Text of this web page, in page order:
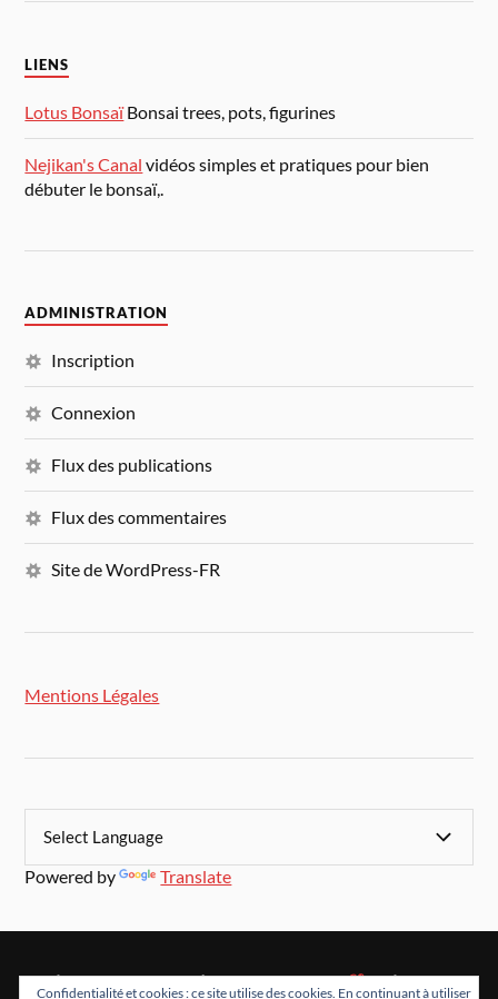
LIENS
Lotus BonsaïBonsai trees, pots, figurines
Nejikan's Canal vidéos simples et pratiques pour bien
débuter le bonsaï,.
ADMINISTRATION
Inscription
Connexion
Flux des publications
Flux des commentaires
Site de WordPress-FR
Mentions Légales
Powered by Translate
FIÈREMENT PROPULSÉ PARWORDPRESS & THÈME PAR
Confidentialité et cookies : ce site utilise des cookies. En continuant à utiliser